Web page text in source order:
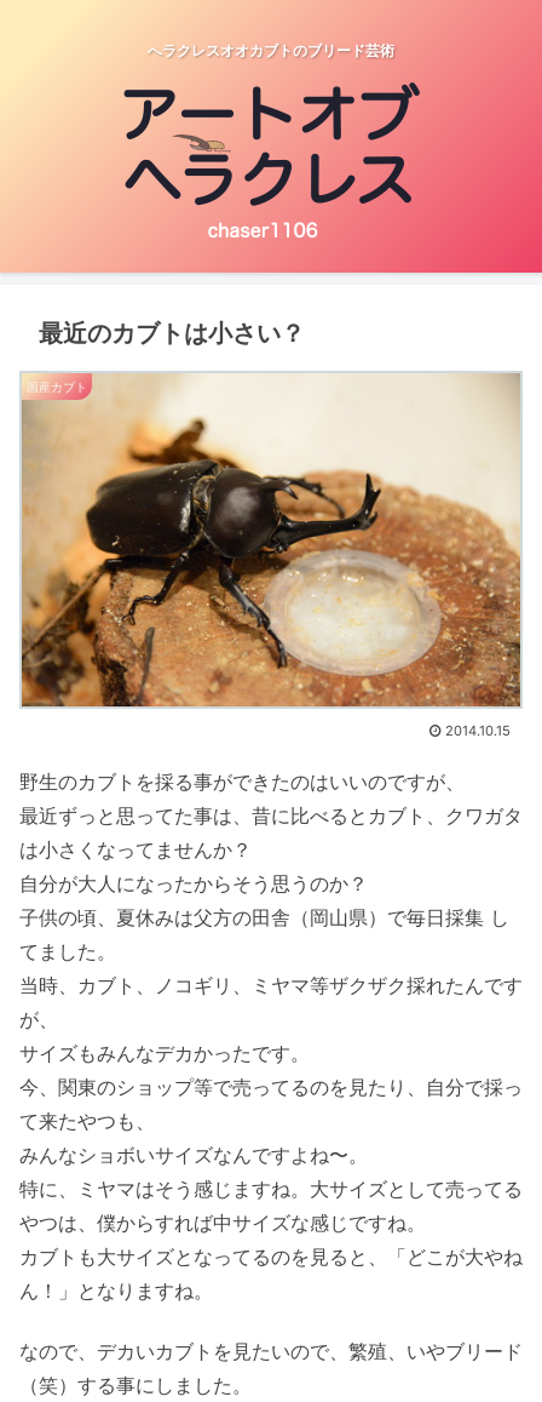
へラクレスオオカブトのブリード芸術
最近のカブトは小さい？
国産カブト
2014.10.15
野生のカブトを採る事ができたのはいいのですが、
最近ずっと思ってた事は、昔に比べるとカブト、クワガタ
は小さくなってませんか？
自分が大人になったからそう思うのか？
子供の頃、夏休みは父方の田舎（岡山県）で毎日採集 し
てました。
当時、カブト、ノコギリ、ミヤマ等ザクザク採れたんです
が、
サイズもみんなデカかったです。
今、関東のショップ等で売ってるのを見たり、自分で採っ
て来たやつも、
みんなショボいサイズなんですよね〜。
特に、ミヤマはそう感じますね。大サイズとして売ってる
やつは、僕からすれば中サイズな感じですね。
カブトも大サイズとなってるのを見ると、「どこが大やね
ん！」となりますね。
なので、デカいカブトを見たいので、繁殖、いやブリード
（笑）する事にしました。